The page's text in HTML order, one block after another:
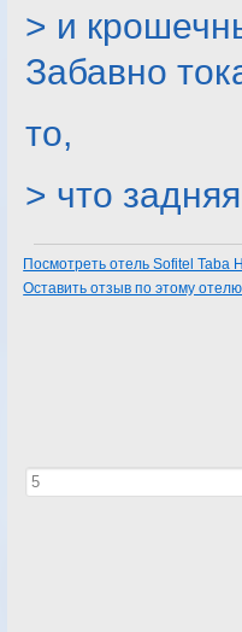
> и
Забавно
то,
> что
Посмотреть отель Sofitel Taba
Оставить отзыв по этому отелю